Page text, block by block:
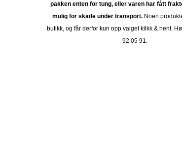
pakken enten for tung, eller varen har fått
mulig for skade under transport.Noen
butikk, og får derfor kun opp valget klikk & hent.
92 05 91.